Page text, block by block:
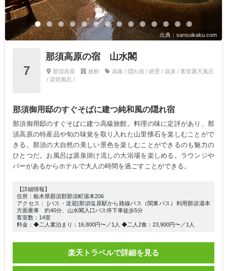
出典：sansuikaku.com
7
那須高原の宿 山水閣
那須高原 旅館
高級 / 隠れ宿 / 絶景 / 温泉 / 客室露天風呂
/ 貸切風呂 /
那須御用邸のすぐそばに建つ純和風の隠れ宿
那須御用邸のすぐそばに建つ高級旅館。料理の味に定評があり、那
須高原の特産品や旬の味覚を取り入れた山里懐石を楽しむことがで
きる。那須の大自然の美しい景色を楽しむことができるのも魅力の
ひとつだ。お風呂は源泉掛け流しの大浴場を楽しめる。ラウンジや
バーがあるからホテルで大人の時間を過ごすことができる。
【詳細情報】
住所：栃木県那須郡那須町湯本206
アクセス： [バス・送迎]那須塩原駅から路線バス（関東バス）利用那須湯本
方面乗車 約40分、山水閣入口バス停下車徒歩5分
客室数：14室
料金：◆二人素泊まり：16,800円〜／1人 ◆二人2食：23,900円〜／1人
楽天トラベルで詳細を見る